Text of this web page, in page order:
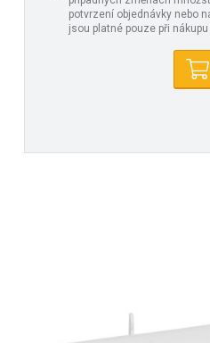
potvrzení objednávky nebo
jsou platné pouze při